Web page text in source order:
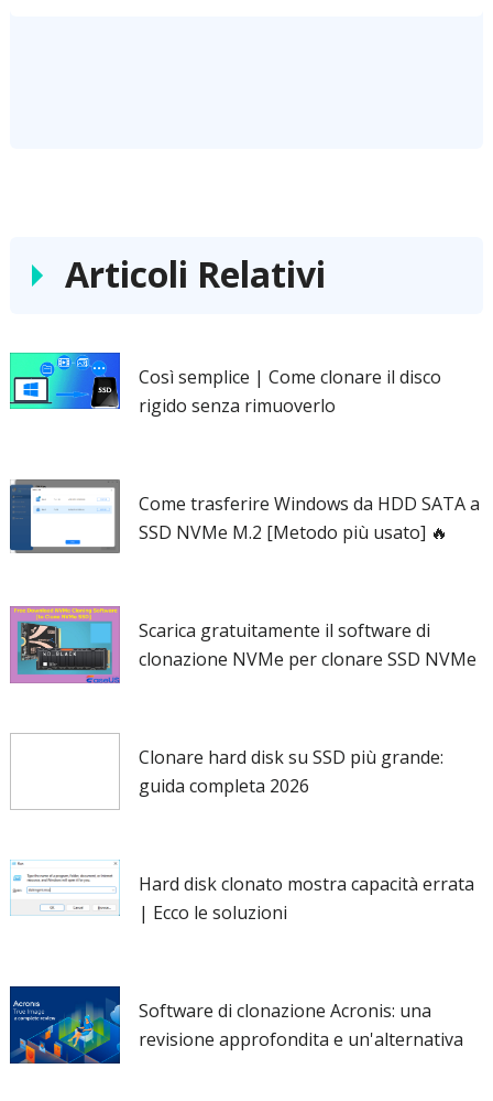
Articoli Relativi
Così semplice | Come clonare il disco
rigido senza rimuoverlo
Come trasferire Windows da HDD SATA a
SSD NVMe M.2 [Metodo più usato] 🔥
Scarica gratuitamente il software di
clonazione NVMe per clonare SSD NVMe
Clonare hard disk su SSD più grande:
guida completa 2026
Hard disk clonato mostra capacità errata
| Ecco le soluzioni
Software di clonazione Acronis: una
revisione approfondita e un'alternativa